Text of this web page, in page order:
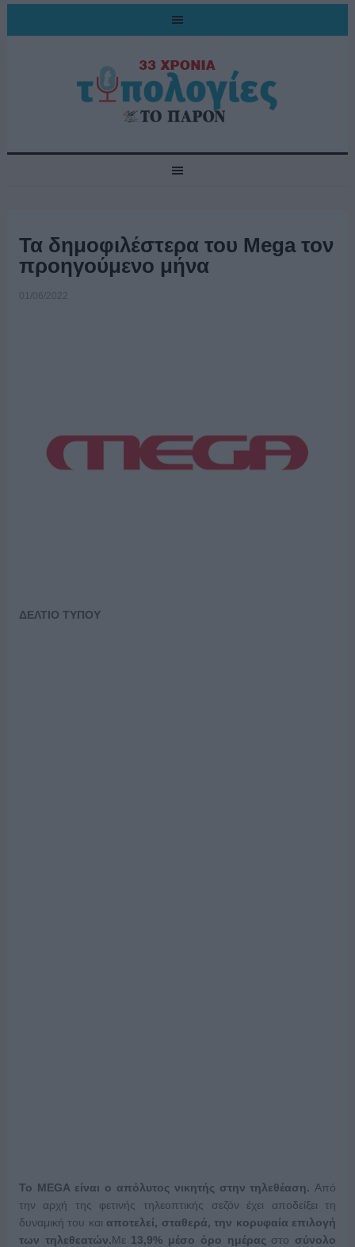
Τα δημοφιλέστερα του Mega τον
προηγούμενο μήνα
01/06/2022
ΔΕΛΤΙΟ ΤΥΠΟΥ
Το MEGA είναι ο απόλυτος νικητής στην τηλεθέαση. Από
την αρχή της φετινής τηλεοπτικής σεζόν έχει αποδείξει τη
δυναμική του και αποτελεί, σταθερά, την κορυφαία επιλογή
των τηλεθεατών.Με 13,9% μέσο όρο ημέρας στο σύνολο